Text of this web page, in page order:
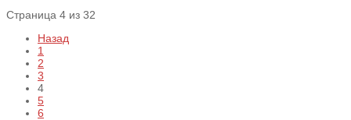
Страница 4 из 32
Назад
1
2
3
4
5
6